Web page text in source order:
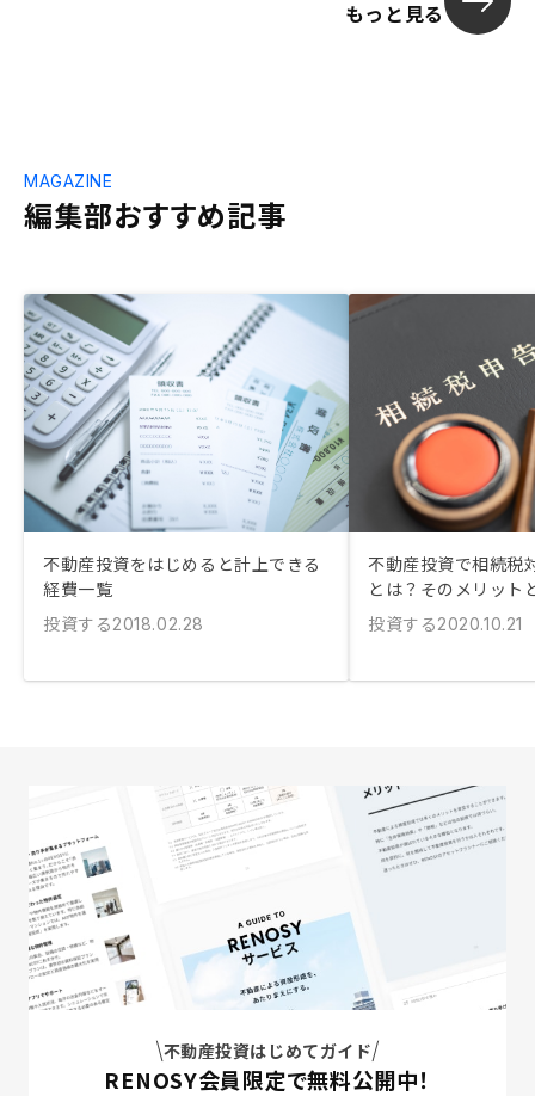
もっと見る
編集部おすすめ記事
MAGAZINE
不動産投資をはじめると計上できる
経費一覧
投資する2018.02.28
不動産投資で相続税
とは？そのメリット
投資する2020.10.21
不動産投資はじめてガイド
RENOSY会員限定で無料公開中！